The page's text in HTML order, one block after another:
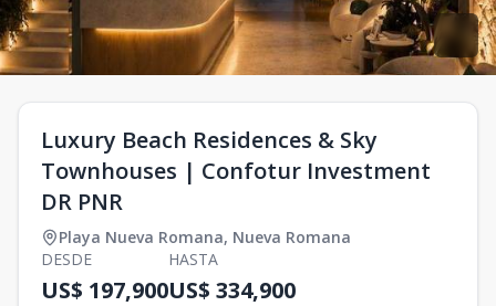
Luxury Beach Residences & Sky
Townhouses | Confotur Investment
DR PNR
Playa Nueva Romana, Nueva Romana
DESDE
US$ 197,900
HASTA
US$ 334,900